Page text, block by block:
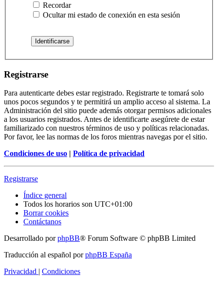
Recordar
Ocultar mi estado de conexión en esta sesión
Registrarse
Para autenticarte debes estar registrado. Registrarte te tomará solo
unos pocos segundos y te permitirá un amplio acceso al sistema. La
Administración del sitio puede además otorgar permisos adicionales
a los usuarios registrados. Antes de identificarte asegúrete de estar
familiarizado con nuestros términos de uso y políticas relacionadas.
Por favor, lee las normas de los foros mientras navegas por el sitio.
Condiciones de uso | Política de privacidad
Registrarse
Índice general
Todos los horarios son UTC+01:00
Borrar cookies
Contáctanos
Desarrollado porphpBB® Forum Software © phpBB Limited
Traducción al español porphpBB España
Privacidad | Condiciones